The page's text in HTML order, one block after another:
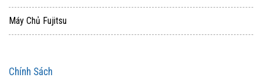
Máy Chủ Fujitsu
Chính Sách